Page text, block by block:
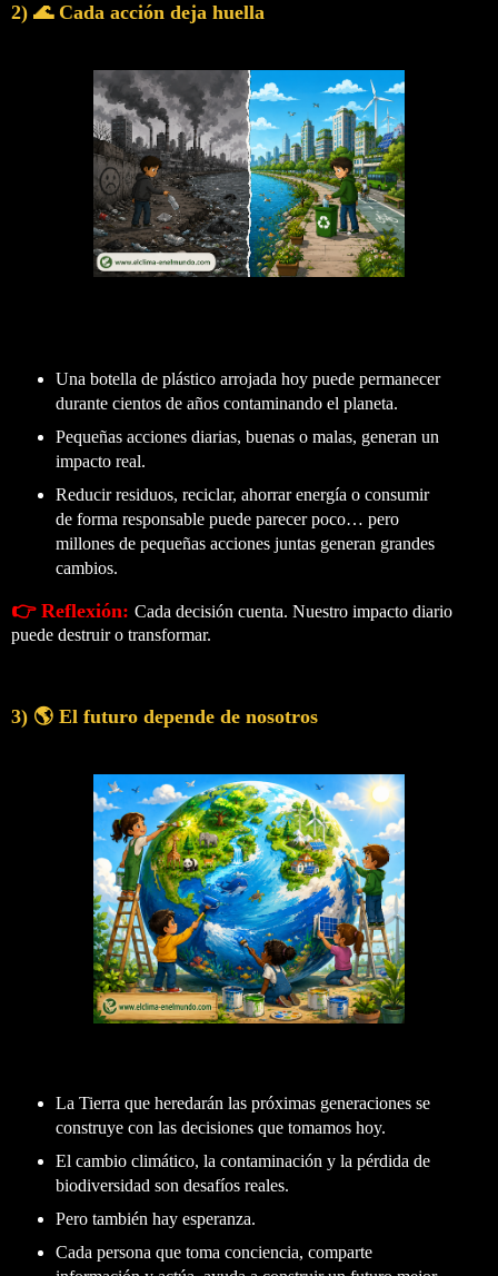
2) 🌊 Cada acción deja huella
Una botella de plástico arrojada hoy puede permanecer
durante cientos de años contaminando el planeta.
Pequeñas acciones diarias, buenas o malas, generan un
impacto real.
Reducir residuos, reciclar, ahorrar energía o consumir
de forma responsable puede parecer poco… pero
millones de pequeñas acciones juntas generan grandes
cambios.
👉 Reflexión: Cada decisión cuenta. Nuestro impacto diario
puede destruir o transformar.
3) 🌎 El futuro depende de nosotros
La Tierra que heredarán las próximas generaciones se
construye con las decisiones que tomamos hoy.
El cambio climático, la contaminación y la pérdida de
biodiversidad son desafíos reales.
Pero también hay esperanza.
Cada persona que toma conciencia, comparte